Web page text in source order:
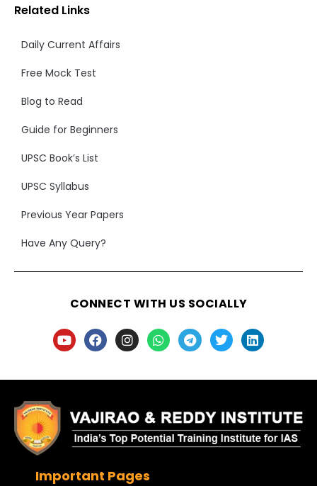
Related Links
Daily Current Affairs
Free Mock Test
Blog to Read
Guide for Beginners
UPSC Book’s List
UPSC Syllabus
Previous Year Papers
Have Any Query?
CONNECT WITH US SOCIALLY
Important Pages